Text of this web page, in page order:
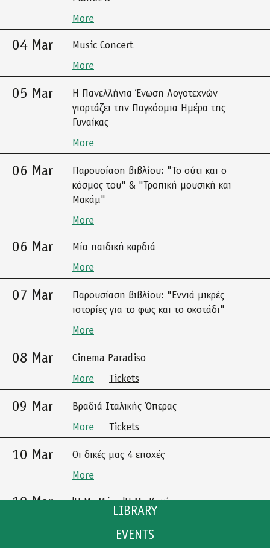
LIBRARY
CATALOGUE
EVENTS
More
04 Mar
Music Concert
More
05 Mar
Η Πανελλήνια Ένωση Λογοτεχνών
γιορτάζει την Παγκόσμια Ημέρα της
Γυναίκας
More
06 Mar
Παρουσίαση βιβλίου: "Το ούτι και ο
κόσμος του" & "Τροπική μουσική και
Μακάμ"
More
06 Mar
Μία παιδική καρδιά
More
07 Mar
Παρουσίαση βιβλίου: "Εννιά μικρές
ιστορίες για το φως και το σκοτάδι"
More
08 Mar
Cinema Paradiso
More
Tickets
09 Mar
Βραδιά Ιταλικής Όπερας
More
Tickets
10 Mar
Οι δικές μας 4 εποχές
More
10 Mar
'Η Με Μένα 'Η Με Καμία